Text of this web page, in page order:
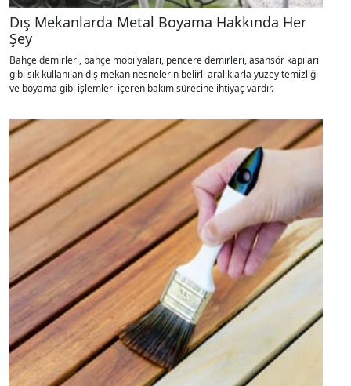
Dış Mekanlarda Metal Boyama Hakkında Her
Şey
Bahçe demirleri, bahçe mobilyaları, pencere demirleri, asansör kapıları
gibi sık kullanılan dış mekan nesnelerin belirli aralıklarla yüzey temizliği
ve boyama gibi işlemleri içeren bakım sürecine ihtiyaç vardır.